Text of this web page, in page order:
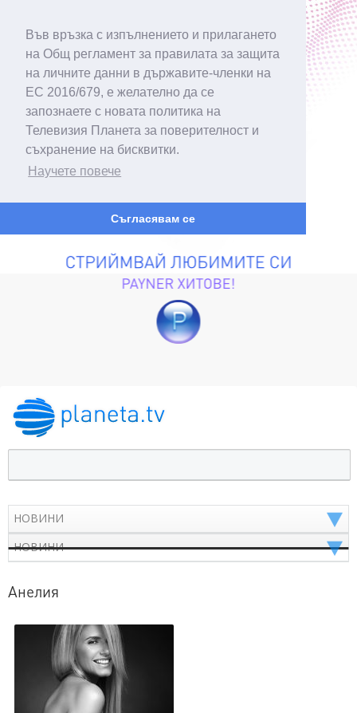
Във връзка с изпълнението и прилагането
на Общ регламент за правилата за защита
на личните данни в държавите-членки на
ЕС 2016/679, е желателно да се
запознаете с новата политика на
Телевизия Планета за поверителност и
съхранение на бисквитки.
Научете повече
Съгласявам се
Анелия